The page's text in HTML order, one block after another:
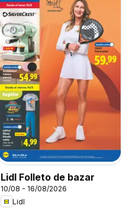
Lidl Folleto de bazar
10/08 - 16/08/2026
Lidl